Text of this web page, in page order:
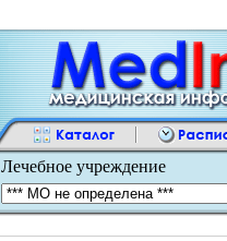
Лечебное учреждение